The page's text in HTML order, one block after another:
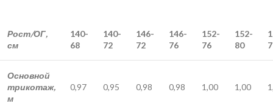
Рост/ОГ,
см
140-
68
140-
72
146-
72
146-
76
152-
76
152-
80
Основной
трикотаж,
м
0,97 0,95 0,98 0,98 1,00 1,00